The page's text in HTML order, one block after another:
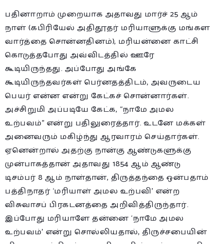
பதினாறாம் முறையாக அதாவது மார்ச் 25 ஆம்
நாள் (கபிரியேல் அதிதூதர் மரியாளுக்கு மங்கள
வார்த்தை சொன்னதினம்), மரியன்னை காட்சி
கொடுத்தபோது அவ்விடத்தில் ஊரே
கூடியிருந்தது. அப்போது அங்கே
கூடியிருந்தவர்கள் பெர்னதத்திடம், அவருடைய
பெயர் என்ன என்று கேட்கச் சொன்னார்கள்.
அச்சிறுமி அப்படியே கேட்க, “நாமே அமல
உற்பவம்” என்று பதிலுரைத்தார். உடனே மக்கள்
அனைவரும் மகிழ்ந்து ஆரவாரம் செய்தார்கள்.
ஏனென்றால் அதற்கு நான்கு ஆண்டுகளுக்கு
முன்பாகத்தான் அதாவது 1854 ஆம் ஆண்டு
டிசம்பர் 8 ஆம் நாள்தான், திருத்தந்தை ஒன்பதாம்
பத்திநாதர் ‘மரியாள் அமல உற்பவி’ என்ற
விசுவாசப் பிரகடனத்தை அறிவித்திருந்தார்.
இப்போது மரியாளே தன்னை ‘நாமே அமல
உற்பவம்’ என்று சொல்லியதால், திருச்சபையின்